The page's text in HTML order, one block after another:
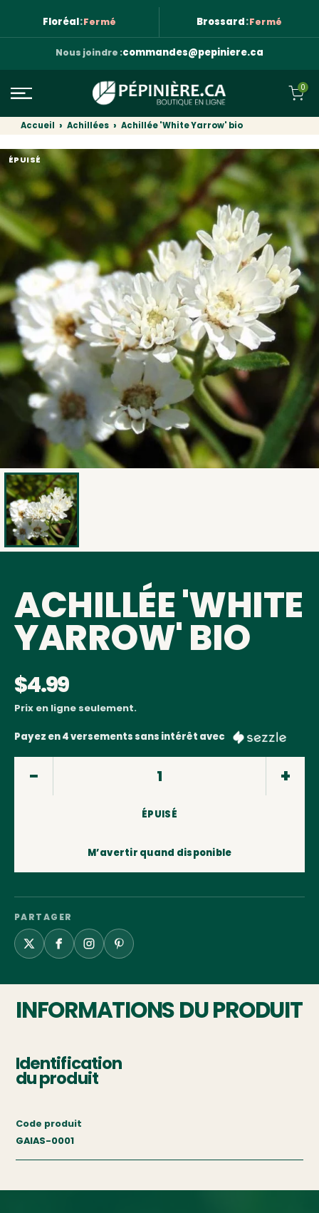
Floréal:Fermé Brossard:Fermé
Nous joindre :commandes@pepiniere.ca
0
Accueil Achillées Achillée 'White Yarrow' bio
ÉPUISÉ
ACHILLÉE 'WHITE
YARROW' BIO
$4.99
Prix en ligne seulement.
Payez en 4 versements sans intérêt avec
ÉPUISÉ
M’avertir quand disponible
PARTAGER
INFORMATIONS DU PRODUIT
Identification
du produit
Code produit
GAIAS-0001